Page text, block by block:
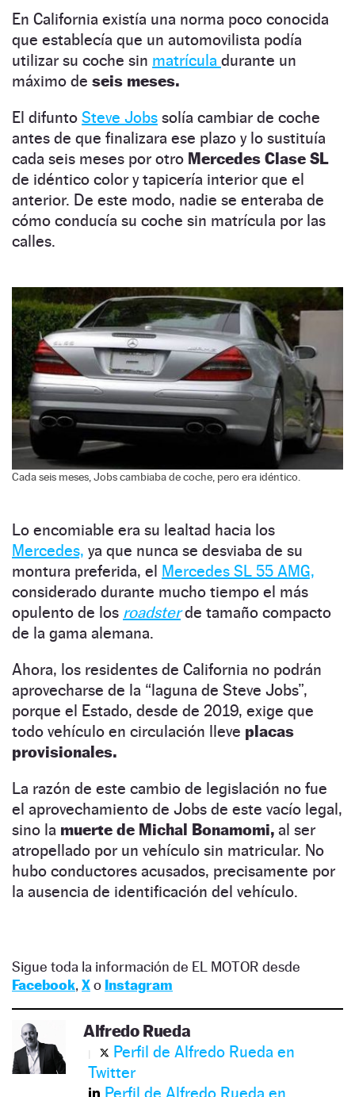
En California existía una norma poco conocida
que establecía que un automovilista podía
utilizar su coche sin matrícula durante un
máximo de seis meses.
El difunto Steve Jobs solía cambiar de coche
antes de que finalizara ese plazo y lo sustituía
cada seis meses por otro Mercedes Clase SL
de idéntico color y tapicería interior que el
anterior. De este modo, nadie se enteraba de
cómo conducía su coche sin matrícula por las
calles.
Cada seis meses, Jobs cambiaba de coche, pero era idéntico.
Lo encomiable era su lealtad hacia los
Mercedes, ya que nunca se desviaba de su
montura preferida, el Mercedes SL 55 AMG,
considerado durante mucho tiempo el más
opulento de los roadsterde tamaño compacto
de la gama alemana.
Ahora, los residentes de California no podrán
aprovecharse de la “laguna de Steve Jobs”,
porque el Estado, desde de 2019, exige que
todo vehículo en circulación lleve placas
provisionales.
La razón de este cambio de legislación no fue
el aprovechamiento de Jobs de este vacío legal,
sino la muerte de Michal Bonamomi, al ser
atropellado por un vehículo sin matricular. No
hubo conductores acusados, precisamente por
la ausencia de identificación del vehículo.
Sigue toda la información de EL MOTOR desde
Facebook, Xo Instagram
Alfredo Rueda
Perfil de Alfredo Rueda en
Twitter